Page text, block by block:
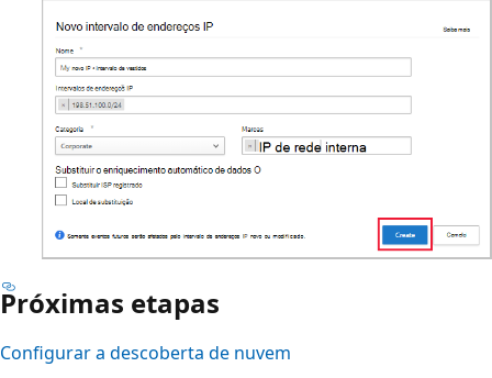
Próximas etapas
Configurar a descoberta de nuvem